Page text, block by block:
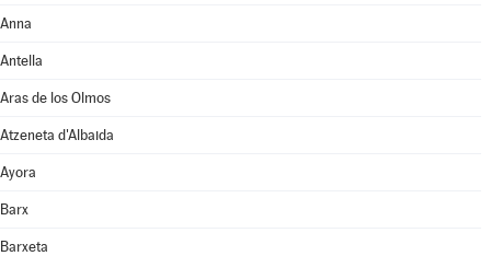
Anna
Antella
Aras de los Olmos
Atzeneta d'Albaida
Ayora
Barx
Barxeta